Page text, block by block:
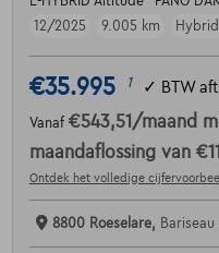
12/2025
9.005 km
€35.995 1 ✓ BTW
Vanaf €543,51 /maand
maandaflossing van
Ontdek het volledige
8800 Roeselare,